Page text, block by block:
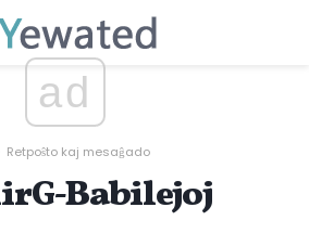
ad
Retpoŝto kaj mesaĝado
Babilejoj